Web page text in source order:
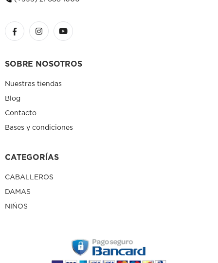
SOBRE NOSOTROS
Nuestras tiendas
Blog
Contacto
Bases y condiciones
CATEGORÍAS
CABALLEROS
DAMAS
NIÑOS